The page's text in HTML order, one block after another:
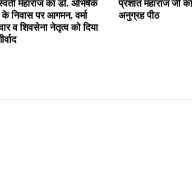
महाराज का डॉ. अभिषेक
के निवास पर आगमन, वर्मा
व शिवसेना नेतृत्व को दिया
प्रशांत महाराज जी
अनुग्रह पीठ